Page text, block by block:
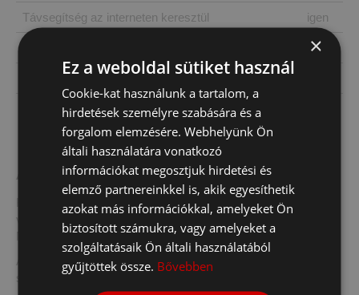
Távsegítség az interneten keresztül igen
igen
Karosszéria deformálódás vizsgálat
Szgk és kishaszonjárművek állításához
Ajánlatkérés
Kérje egyedi ajánlatát űrlapunk kitöltésével, és 1 napon belül
válaszolunk!
Ne hagyja ki a lehetőséget, hogy a legjobb ajánlatokat kapja!
Amennyiben kérdése van, további információra lenne
szüksége keressen alábbi elérhetőségeinken.
×
Ez a weboldal sütiket használ
Cookie-kat használunk a tartalom, a
hirdetések személyre szabására és a
forgalom elemzésére. Webhelyünk Ön
általi használatára vonatkozó
információkat megosztjuk hirdetési és
elemző partnereinkkel is, akik egyesíthetik
azokat más információkkal, amelyeket Ön
biztosított számukra, vagy amelyeket a
szolgáltatásaik Ön általi használatából
gyűjtöttek össze. Bővebben